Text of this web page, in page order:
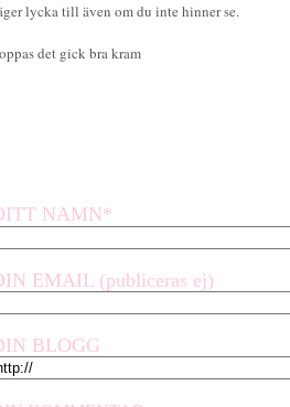
lycka till även om du inte hinner se.
det gick bra kram
NAMN*
EMAIL (publiceras ej)
BLOGG